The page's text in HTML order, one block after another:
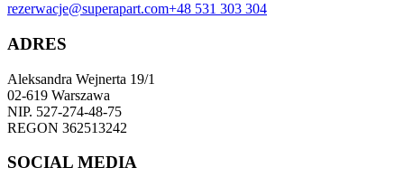
rezerwacje@superapart.com+48 531 303 304
ADRES
Aleksandra Wejnerta 19/1
02-619 Warszawa
NIP. 527-274-48-75
REGON 362513242
SOCIAL MEDIA